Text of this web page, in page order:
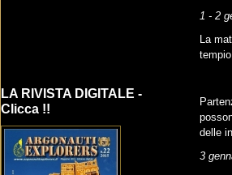
1 - 2
La
delle
3
LA RIVISTA DIGITALE -
Clicca !!